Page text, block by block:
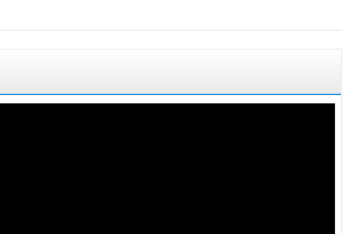
chữa, bảo trì, bảo dưỡng, hiệu chuẩn/kiểm
hành khám bệnh, chữa bệnh tại Bệnh viện